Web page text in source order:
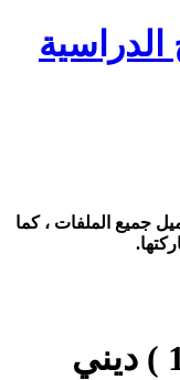
الدراسية
جميع الملفات ، كما
● حل درس القلقلة ( 1 ) ديني